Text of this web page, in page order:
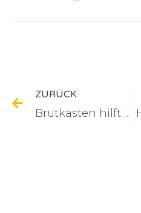
ZURÜCK
Brutkasten hilft zu überleben